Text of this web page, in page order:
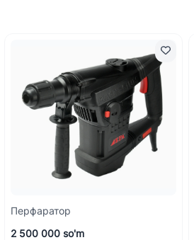
Перфаратор
2 500 000 so'm